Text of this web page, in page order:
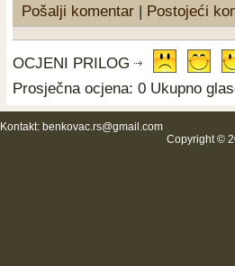
Pošalji komentar | Postojeći
OCJENI PRILOG
Prosječna ocjena: 0 Ukupno
Kontakt: benkovac.rs@gmail.com
Copyright ©